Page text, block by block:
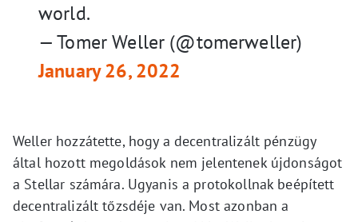
world.
— Tomer Weller (@tomerweller)
January 26, 2022
Weller hozzátette, hogy a decentralizált pénzügy
által hozott megoldások nem jelentenek újdonságot
a Stellar számára. Ugyanis a protokollnak beépített
decentralizált tőzsdéje van. Most azonban a